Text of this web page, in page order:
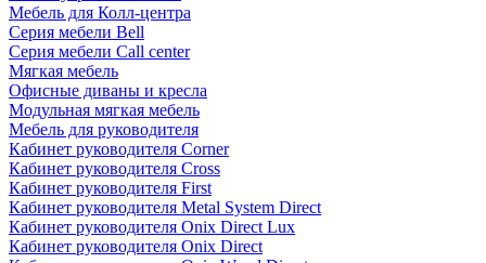
Мебель для Колл-центра
Серия мебели Bell
Серия мебели Call center
Мягкая мебель
Офисные диваны и кресла
Модульная мягкая мебель
Мебель для руководителя
Кабинет руководителя Corner
Кабинет руководителя Cross
Кабинет руководителя First
Кабинет руководителя Metal System Direct
Кабинет руководителя Onix Direct Lux
Кабинет руководителя Onix Direct